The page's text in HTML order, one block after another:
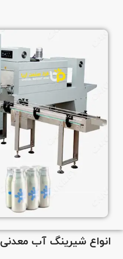
انواع شیرینگ آب معدنی